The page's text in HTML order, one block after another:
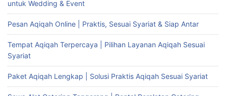
untuk Wedding & Event
Pesan Aqiqah Online | Praktis, Sesuai Syariat & Siap Antar
Tempat Aqiqah Terpercaya | Pilihan Layanan Aqiqah Sesuai
Syariat
Paket Aqiqah Lengkap | Solusi Praktis Aqiqah Sesuai Syariat